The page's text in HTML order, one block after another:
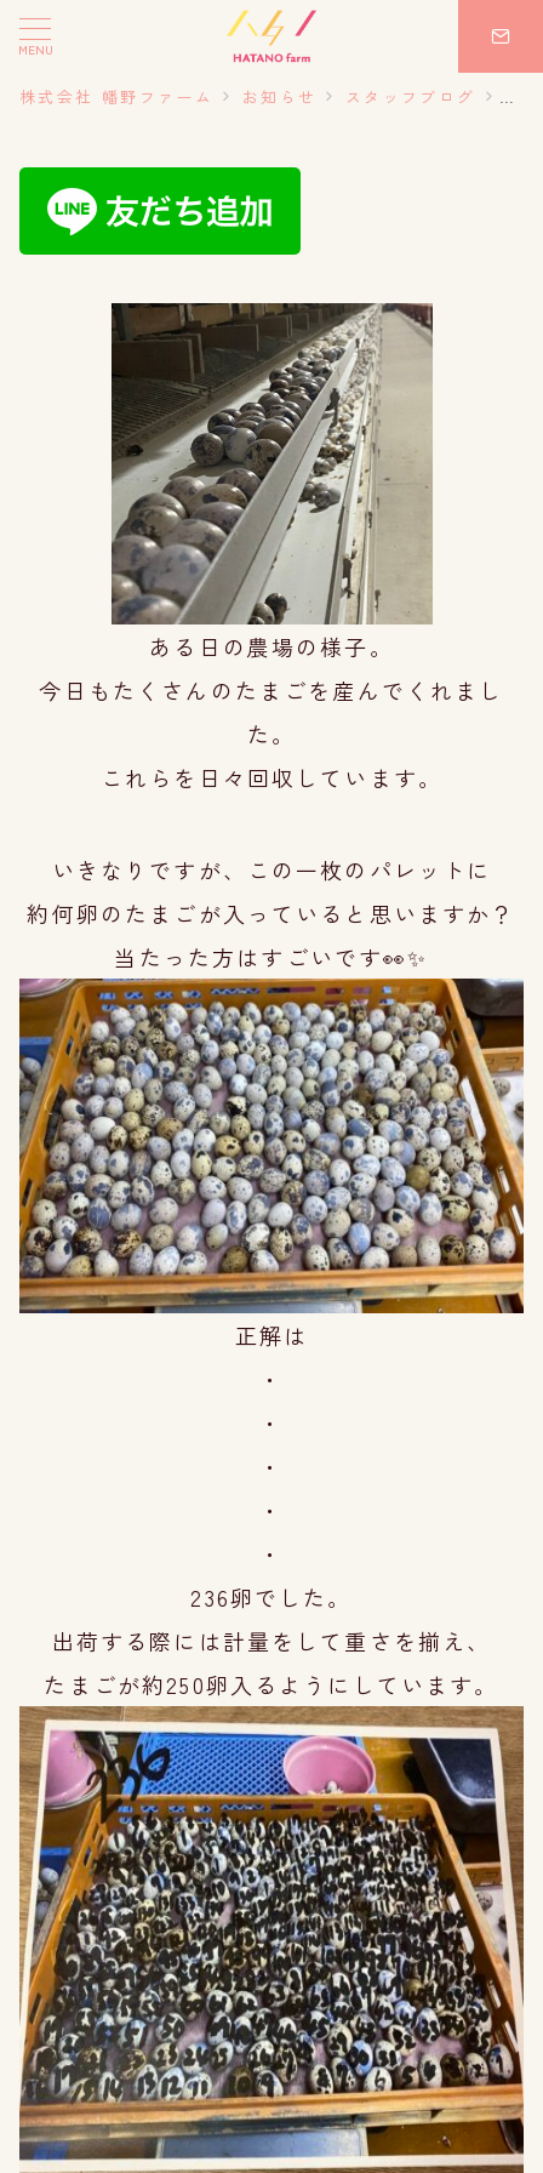
MENU
株式会社 幡野ファーム お知らせ スタッフブログ
ある日の農場の様子。
今日もたくさんのたまごを 産んでくれまし
た。
これらを日々回収しています。
いきなりですが、この一枚のパレットに
約何卵 のたまごが入っていると思いますか？
当たった方はすごいです👀✨
正解は
・
・
・
・
・
236卵でした。
出荷する際には計量をして重さを揃え、
たまごが約250卵入るようにしています。